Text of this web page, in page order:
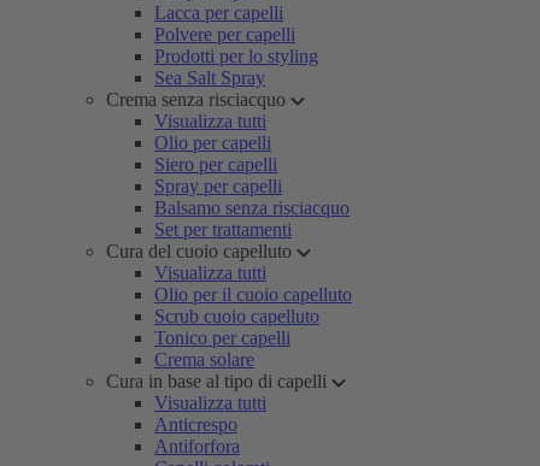
Lacca per capelli
Polvere per capelli
Prodotti per lo styling
Sea Salt Spray
Crema senza risciacquo
Visualizza tutti
Olio per capelli
Siero per capelli
Spray per capelli
Balsamo senza risciacquo
Set per trattamenti
Cura del cuoio capelluto
Visualizza tutti
Olio per il cuoio capelluto
Scrub cuoio capelluto
Tonico per capelli
Crema solare
Cura in base al tipo di capelli
Visualizza tutti
Anticrespo
Antiforfora